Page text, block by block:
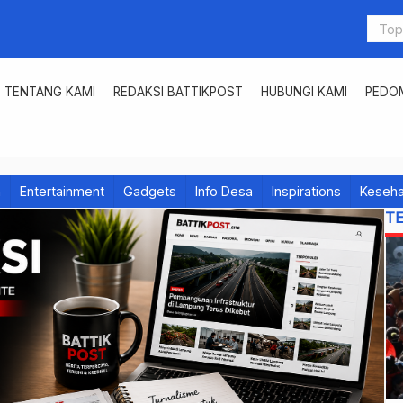
TENTANG KAMI REDAKSI BATTIKPOST HUBUNGI KAMI
Entertainment Gadgets Info Desa Inspirations